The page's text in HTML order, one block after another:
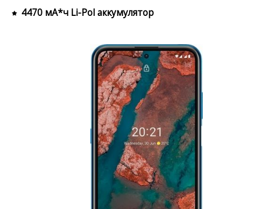
4470 мА*ч Li-Pol аккумулятор